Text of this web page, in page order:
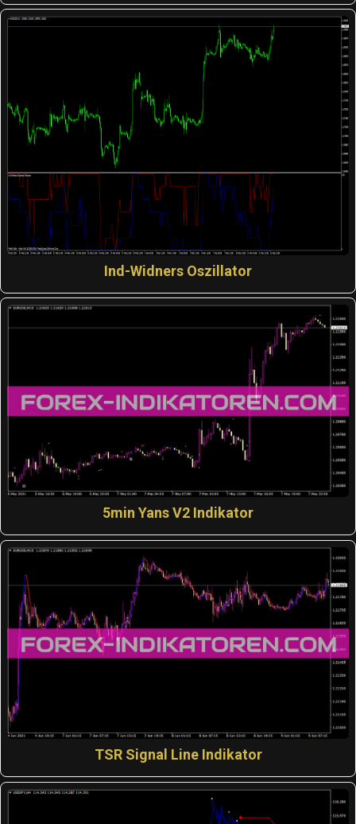
Ind-Widners Oszillator
5min Yans V2 Indikator
TSR Signal Line Indikator